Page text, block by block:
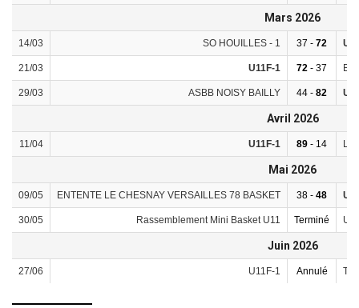
Mars 2026
14/03 SO HOUILLES - 1 37 - 72
21/03 U11F-1 72 - 37 E
29/03 ASBB NOISY BAILLY 44 - 82
Avril 2026
11/04 U11F-1 89 - 14
Mai 2026
09/05 ENTENTE LE CHESNAY VERSAILLES 78 BASKET 38 - 48
30/05 Rassemblement Mini Basket U11 Terminé
Juin 2026
27/06 U11F-1 Annulé